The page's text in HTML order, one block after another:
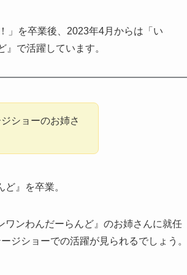
」を卒業後、2023年4月からは「い
で活躍しています。
ショーのお姉さ
』を卒業。
ンわんだーらんど』のお姉さんに就任
ジショーでの活躍が見られるでしょう。